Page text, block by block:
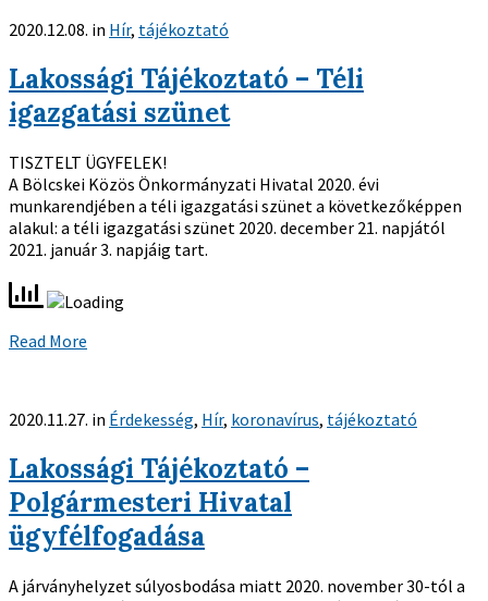
2020.12.08. in Hír, tájékoztató
Lakossági Tájékoztató – Téli
igazgatási szünet
TISZTELT ÜGYFELEK!
A Bölcskei Közös Önkormányzati Hivatal 2020. évi
munkarendjében a téli igazgatási szünet a következőképpen
alakul: a téli igazgatási szünet 2020. december 21. napjától
2021. január 3. napjáig tart.
Read More
2020.11.27. in Érdekesség, Hír, koronavírus, tájékoztató
Lakossági Tájékoztató –
Polgármesteri Hivatal
ügyfélfogadása
A járványhelyzet súlyosbodása miatt 2020. november 30-tól a